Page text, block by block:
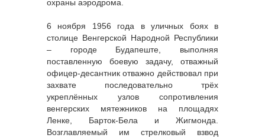
охраны аэродрома.
6 ноября 1956 года в уличных боях в
столице Венгерской Народной Республики
– городе Будапеште, выполняя
поставленную боевую задачу, отважный
офицер-десантник отважно действовал при
захвате последовательно трёх
укреплённых узлов сопротивления
венгерских мятежников на площадях
Ленке, Барток-Бела и Жигмонда.
Возглавляемый им стрелковый взвод